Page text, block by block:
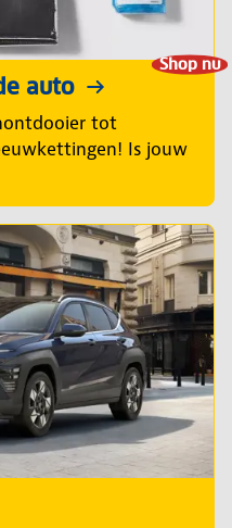
Shop nu
auto
tot
Is jouw